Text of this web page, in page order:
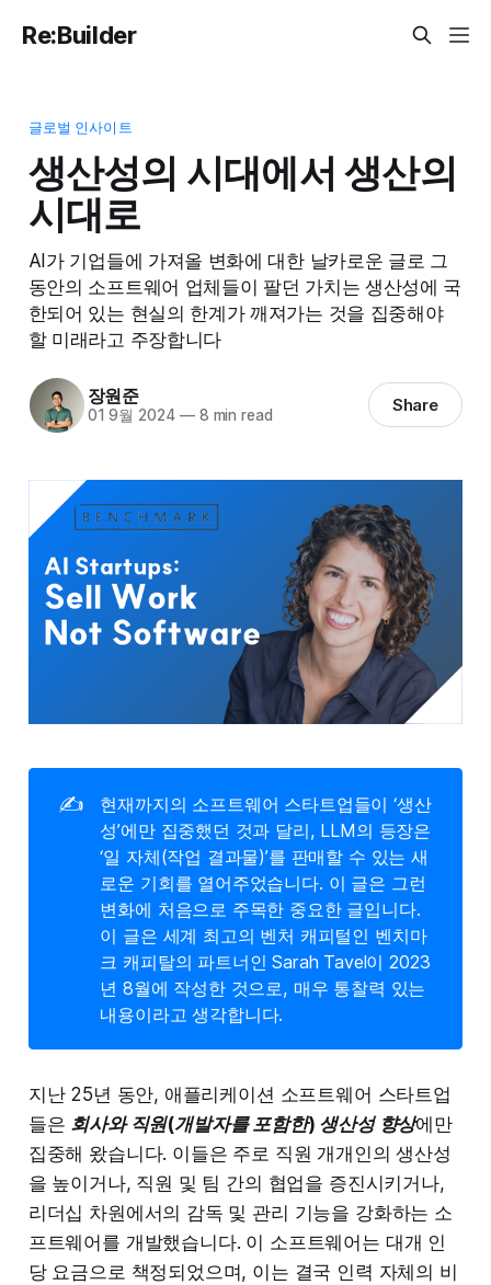
Re:Builder
글로벌 인사이트
생산성의 시대에서 생산의
시대로
AI가 기업들에 가져올 변화에 대한 날카로운 글로 그
동안의 소프트웨어 업체들이 팔던 가치는 생산성에 국
한되어 있는 현실의 한계가 깨져가는 것을 집중해야
할 미래라고 주장합니다
장원준
01 9월 2024 —8 min read Share
✍️
현재까지의 소프트웨어 스타트업들이 ‘생산
성’에만 집중했던 것과 달리, LLM의 등장은
‘일 자체(작업 결과물)’를 판매할 수 있는 새
로운 기회를 열어주었습니다. 이 글은 그런
변화에 처음으로 주목한 중요한 글입니다.
이 글은 세계 최고의 벤처 캐피털인 벤치마
크 캐피탈의 파트너인 Sarah Tavel이 2023
년 8월에 작성한 것으로, 매우 통찰력 있는
내용이라고 생각합니다.
지난 25년 동안, 애플리케이션 소프트웨어 스타트업
들은 회사와 직원(개발자를 포함한) 생산성 향상에만
집중해 왔습니다. 이들은 주로 직원 개개인의 생산성
을 높이거나, 직원 및 팀 간의 협업을 증진시키거나,
리더십 차원에서의 감독 및 관리 기능을 강화하는 소
프트웨어를 개발했습니다. 이 소프트웨어는 대개 인
당 요금으로 책정되었으며, 이는 결국 인력 자체의 비